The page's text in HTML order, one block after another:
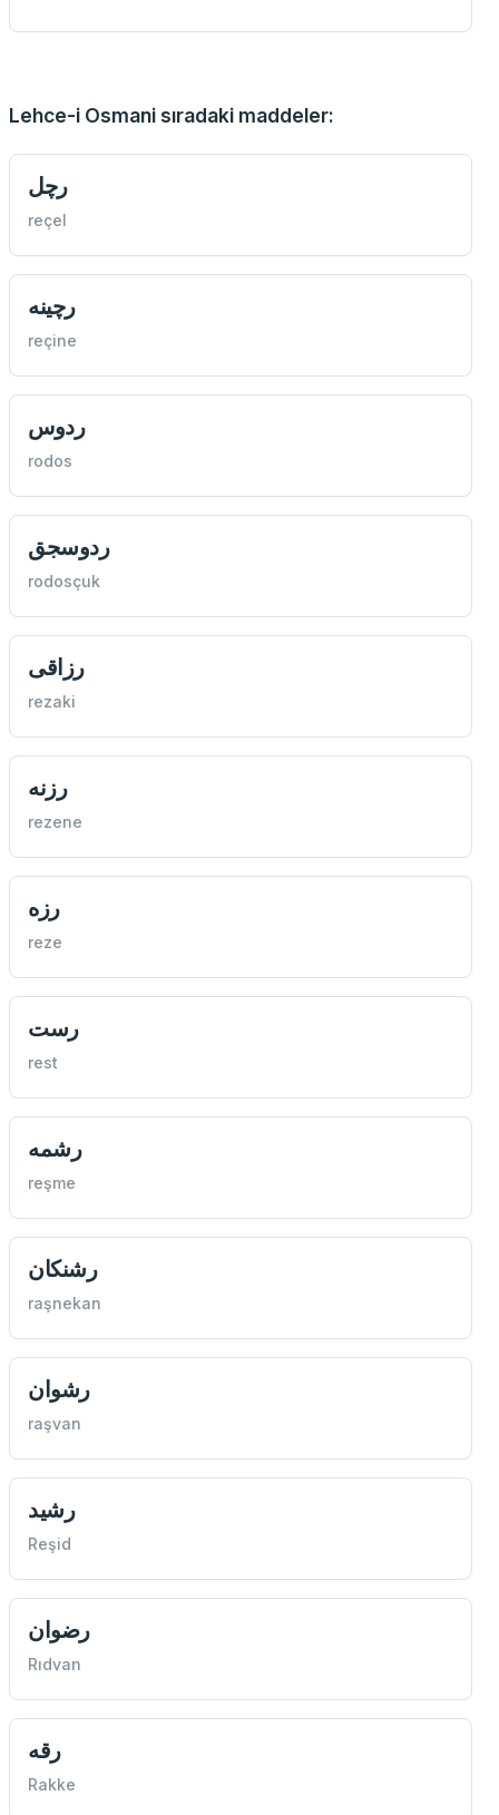
Lehce-i Osmani sıradaki maddeler:
رچل
reçel
رچينه
reçine
ردوس
rodos
ردوسجق
rodosçuk
رزاقی
rezaki
رزنه
rezene
رزه
reze
رست
rest
رشمه
reşme
رشنكان
raşnekan
رشوان
raşvan
رشيد
Reşid
رضوان
Rıdvan
رقه
Rakke